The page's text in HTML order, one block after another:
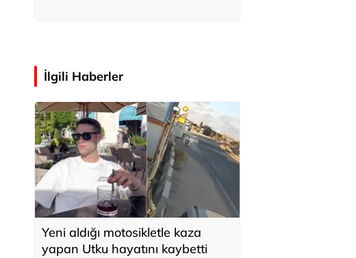
İlgili Haberler
Yeni aldığı motosikletle kaza
yapan Utku hayatını kaybetti